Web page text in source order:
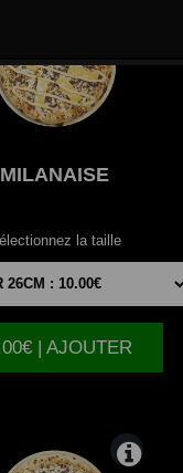
MILANAISE
la taille
| AJOUTER